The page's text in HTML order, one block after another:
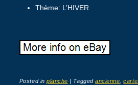
Thème: L’HIVER
Posted inplanche Taggedancienne ,carte